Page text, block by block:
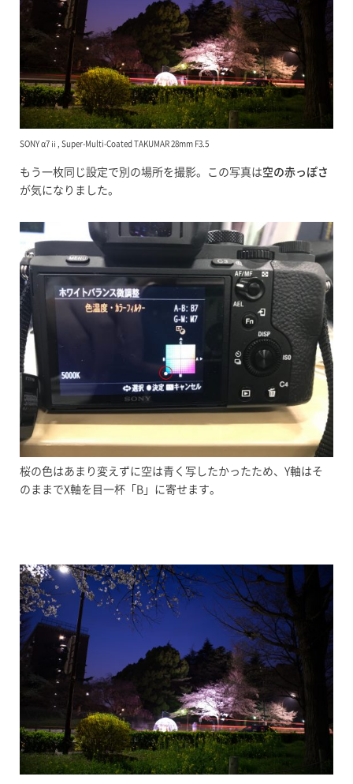
SONY α7ⅱ, Super-Multi-Coated TAKUMAR 28mm F3.5
もう一枚同じ設定で別の場所を撮影。この写真は空の赤っぽさ
が気になりました。
桜の色はあまり変えずに空は青く写したかったため、Y軸はそ
のままでX軸を目一杯「B」に寄せます。